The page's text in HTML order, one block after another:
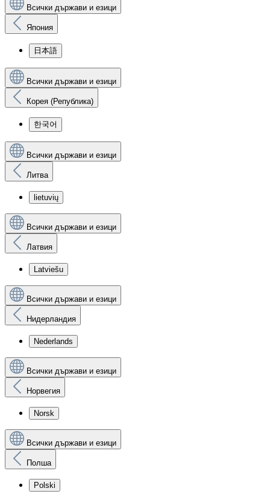
Всички държави и езици
Япония
日本語
Всички държави и езици
Корея (Република)
한국어
Всички държави и езици
Литва
lietuvių
Всички държави и езици
Латвия
Latviešu
Всички държави и езици
Нидерландия
Nederlands
Всички държави и езици
Норвегия
Norsk
Всички държави и езици
Полша
Polski